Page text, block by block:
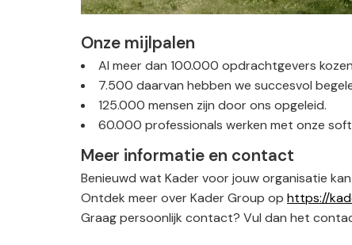
Onze mijlpalen
Al meer dan 100.000 opdrachtgevers
7.500 daarvan hebben we succesvol
125.000 mensen zijn door ons opgeleid.
60.000 professionals werken met onze
Meer informatie en contact
Benieuwd wat Kader voor jouw organisatie
Ontdek meer over Kader Group op https://
Graag persoonlijk contact? Vul dan het